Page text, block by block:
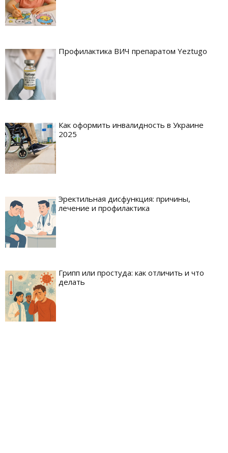
Профилактика ВИЧ препаратом Yeztugo
Как оформить инвалидность в Украине
2025
Эректильная дисфункция: причины,
лечение и профилактика
Грипп или простуда: как отличить и что
делать